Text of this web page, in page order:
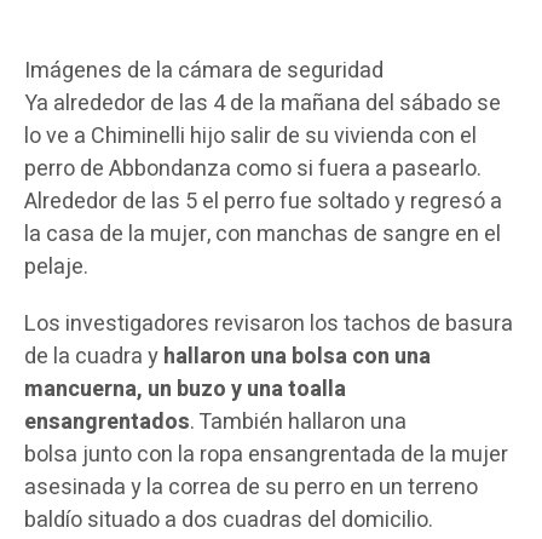
Imágenes de la cámara de seguridad
Ya alrededor de las 4 de la mañana del sábado se
lo ve a Chiminelli hijo salir de su vivienda con el
perro de Abbondanza como si fuera a pasearlo.
Alrededor de las 5 el perro fue soltado y regresó a
la casa de la mujer, con manchas de sangre en el
pelaje.
Los investigadores revisaron los tachos de basura
de la cuadra yhallaron una bolsa con una
mancuerna, un buzo y una toalla
ensangrentados. También hallaron una
bolsa junto con la ropa ensangrentada de la mujer
asesinada y la correa de su perro en un terreno
baldío situado a dos cuadras del domicilio.